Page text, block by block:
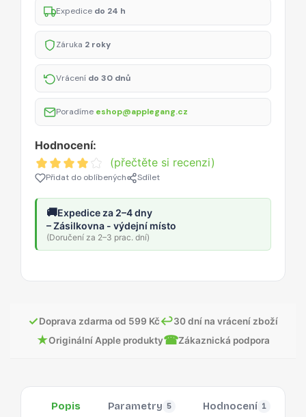
Expedice do 24 h
Záruka 2 roky
Vrácení do 30 dnů
Poradíme eshop@applegang.cz
Hodnocení:
(přečtěte si recenzi)
Přidat do oblíbených Sdílet
🚚Expedice za 2–4 dny
– Zásilkovna - výdejní místo
(Doručení za 2–3 prac. dní)
✓Doprava zdarma od 599 Kč↩30 dní na vrácení zboží
★Originální Apple produkty☎Zákaznická podpora
Popis Parametry 5 Hodnocení 1